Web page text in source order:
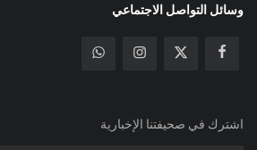
وسائل التواصل الاجتماعي
اشترك في صحيفتنا الإخبارية